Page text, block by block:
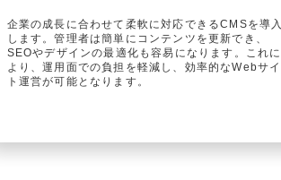
企業の成長に合わせて柔軟に対応できるCMSを導入
します。管理者は簡単にコンテンツを更新でき、
SEOやデザインの最適化も容易になります。これに
より、運用面での負担を軽減し、効率的なWebサイ
ト運営が可能となります。